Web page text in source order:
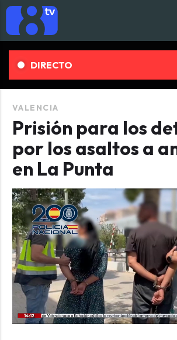
DIRECTO
VALENCIA
Prisión para los
por los asaltos a
en La Punta